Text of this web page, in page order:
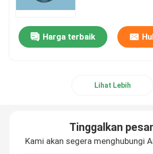
Endoskopi Kaku
Bagian Endoskop Fleksibel
Harga terbaik
Lihat Lebih
Tinggalkan
Kami akan segera menghubungi